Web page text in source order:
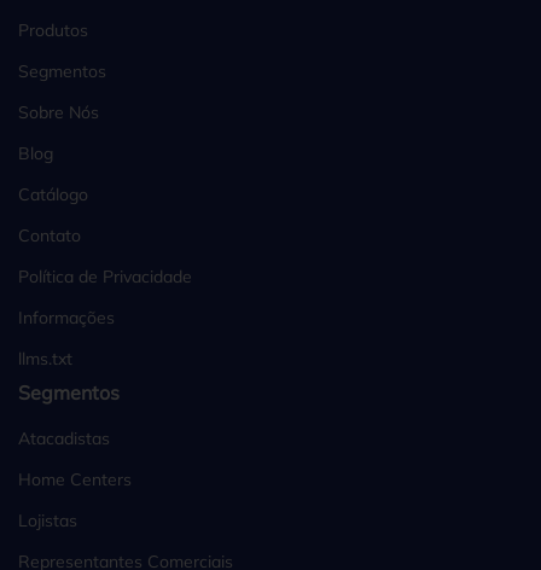
Produtos
Segmentos
Sobre Nós
Blog
Catálogo
Contato
Política de Privacidade
Informações
llms.txt
Segmentos
Atacadistas
Home Centers
Lojistas
Representantes Comerciais